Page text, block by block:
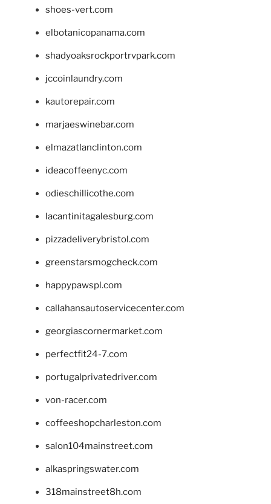
shoes-vert.com
elbotanicopanama.com
shadyoaksrockportrvpark.com
jccoinlaundry.com
kautorepair.com
marjaeswinebar.com
elmazatlanclinton.com
ideacoffeenyc.com
odieschillicothe.com
lacantinitagalesburg.com
pizzadeliverybristol.com
greenstarsmogcheck.com
happypawspl.com
callahansautoservicecenter.com
georgiascornermarket.com
perfectfit24-7.com
portugalprivatedriver.com
von-racer.com
coffeeshopcharleston.com
salon104mainstreet.com
alkaspringswater.com
318mainstreet8h.com